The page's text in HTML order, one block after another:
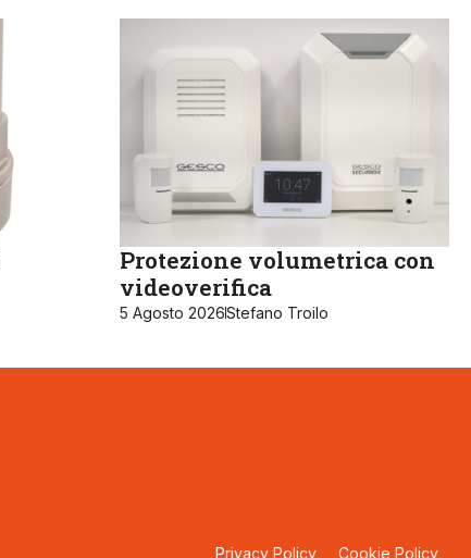
Protezione volumetrica con
videoverifica
5 Agosto 2026Stefano Troilo
Privacy Policy Cookie Policy